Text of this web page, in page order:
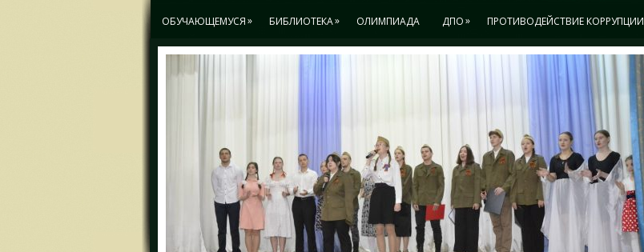
ОБУЧАЮЩЕМУСЯ» БИБЛИОТЕКА» ОЛИМПИАДА ДПО» ПРОТИВОДЕЙСТВИЕ КОРРУПЦИИ